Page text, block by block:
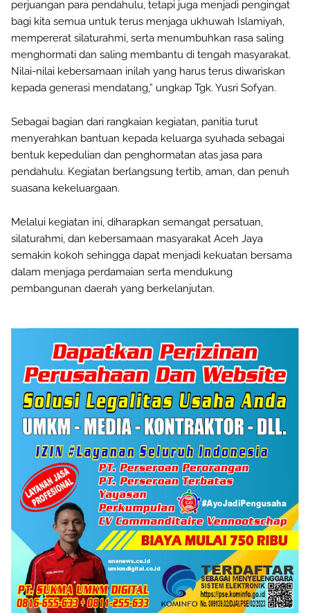
perjuangan para pendahulu, tetapi juga menjadi pengingat
bagi kita semua untuk terus menjaga ukhuwah Islamiyah,
mempererat silaturahmi, serta menumbuhkan rasa saling
menghormati dan saling membantu di tengah masyarakat.
Nilai-nilai kebersamaan inilah yang harus terus diwariskan
kepada generasi mendatang,” ungkap Tgk. Yusri Sofyan.
Sebagai bagian dari rangkaian kegiatan, panitia turut
menyerahkan bantuan kepada keluarga syuhada sebagai
bentuk kepedulian dan penghormatan atas jasa para
pendahulu. Kegiatan berlangsung tertib, aman, dan penuh
suasana kekeluargaan.
Melalui kegiatan ini, diharapkan semangat persatuan,
silaturahmi, dan kebersamaan masyarakat Aceh Jaya
semakin kokoh sehingga dapat menjadi kekuatan bersama
dalam menjaga perdamaian serta mendukung
pembangunan daerah yang berkelanjutan.